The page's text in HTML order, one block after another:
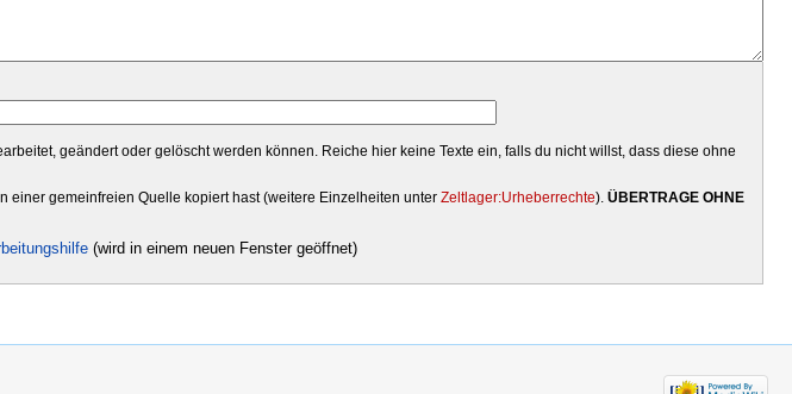
geändert oder gelöscht werden können. Reiche hier keine Texte ein, falls du nicht willst, dass diese ohne
einer gemeinfreien Quelle kopiert hast (weitere Einzelheiten unter Zeltlager:Urheberrechte). ÜBERTRAGE OHNE
(wird in einem neuen Fenster geöffnet)